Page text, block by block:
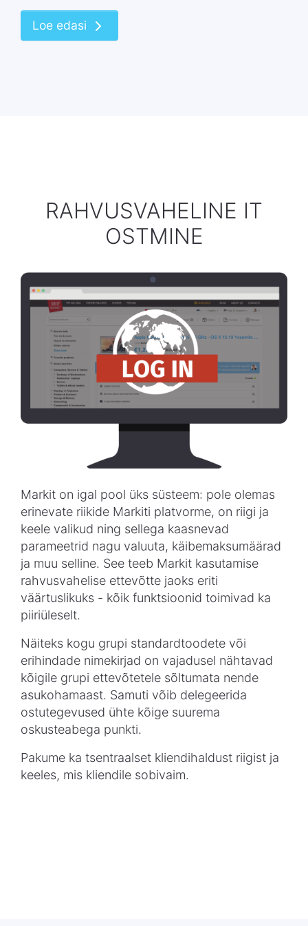
Loe edasi
RAHVUSVAHELINE IT
OSTMINE
Markit on igal pool üks süsteem: pole olemas
erinevate riikide Markiti platvorme, on riigi ja
keele valikud ning sellega kaasnevad
parameetrid nagu valuuta, käibemaksumäärad
ja muu selline. See teeb Markit kasutamise
rahvusvahelise ettevõtte jaoks eriti
väärtuslikuks - kõik funktsioonid toimivad ka
piiriüleselt.
Näiteks kogu grupi standardtoodete või
erihindade nimekirjad on vajadusel nähtavad
kõigile grupi ettevõtetele sõltumata nende
asukohamaast. Samuti võib delegeerida
ostutegevused ühte kõige suurema
oskusteabega punkti.
Pakume ka tsentraalset kliendihaldust riigist ja
keeles, mis kliendile sobivaim.